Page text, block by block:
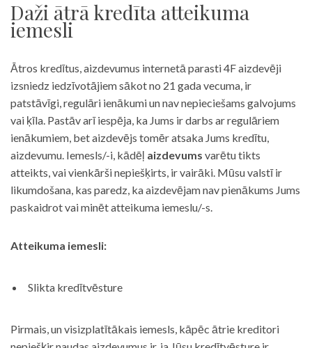
Daži ātrā kredīta atteikuma
iemesli
Ātros kredītus, aizdevumus internetā parasti 4F aizdevēji
izsniedz iedzīvotājiem sākot no 21 gada vecuma, ir
patstāvīgi, regulāri ienākumi un nav nepieciešams galvojums
vai ķīla. Pastāv arī iespēja, ka Jums ir darbs ar regulāriem
ienākumiem, bet aizdevējs tomēr atsaka Jums kredītu,
aizdevumu. Iemesls/-i, kādēļ aizdevums varētu tikts
atteikts, vai vienkārši nepiešķirts, ir vairāki. Mūsu valstī ir
likumdošana, kas paredz, ka aizdevējam nav pienākums Jums
paskaidrot vai minēt atteikuma iemeslu/-s.
Atteikuma iemesli:
Slikta kredītvēsture
Pirmais, un visizplatītākais iemesls, kāpēc ātrie kreditori